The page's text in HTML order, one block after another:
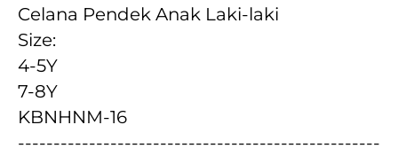
Celana Pendek Anak Laki-laki
Size:
4-5Y
7-8Y
KBNHNM-16
---------------------------------------------------